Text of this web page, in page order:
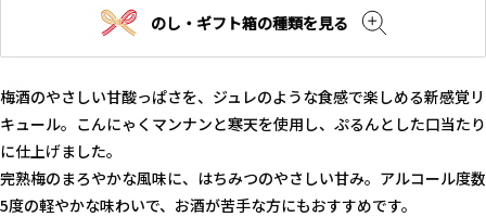
のし・ギフト箱の種類を見る
梅酒のやさしい甘酸っぱさを、ジュレのような食感で楽しめる新感覚リ
キュール。こんにゃくマンナンと寒天を使用し、ぷるんとした口当たり
に仕上げました。
完熟梅のまろやかな風味に、はちみつのやさしい甘み。アルコール度数
5度の軽やかな味わいで、お酒が苦手な方にもおすすめです。